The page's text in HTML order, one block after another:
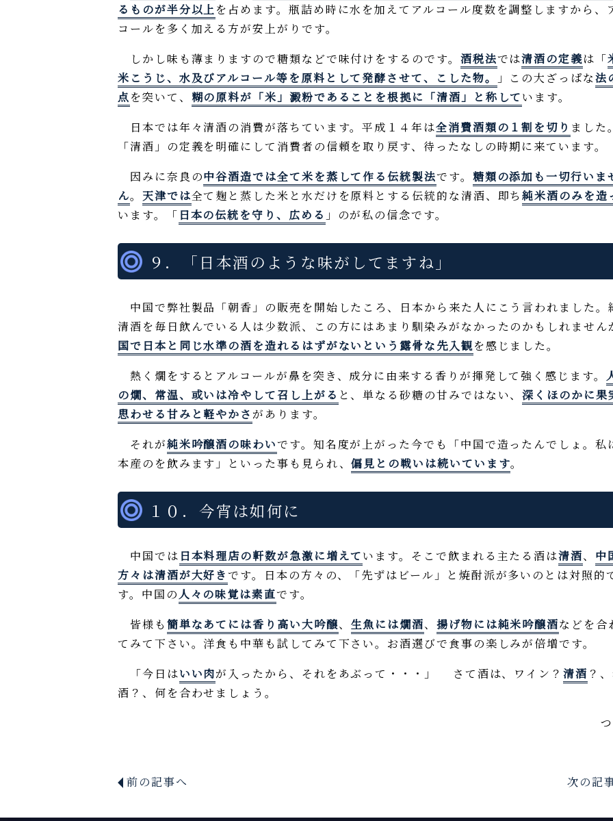
るものが半分以上を占めます。瓶詰め時に水を加えてアルコール度数を調整しますから、
コールを多く加える方が安上がりです。
しかし味も薄まりますので糖類などで味付けをするのです。 酒税法では清酒の定義は「
米こうじ、水及びアルコール等を原料として発酵させて、こした物。
」この大ざっぱな法
点を突いて、 糊の原料が「米」澱粉であることを根拠に「清酒」と称しています。
日本では年々清酒の消費が落ちています。平成１４年は全消費酒類の１割を切り ました。
「清酒」の定義を明確にして消費者の信頼を取り戻す、待ったなしの時期に来ています。
因みに奈良の中谷酒造では全て米を蒸して作る伝統製法です。 糖類の添加も一切行いま
ん。 天津では全て麹と蒸した米と水だけを原料とする伝統的な清酒、即ち純米酒のみを造
います。「 日本の伝統を守り、広める 」のが私の信念です。
９．「日本酒のような味がしてますね」
中国で弊社製品「朝香」の販売を開始したころ、日本から来た人にこう言われました。
清酒を毎日飲んでいる人は少数派、この方にはあまり馴染みがなかったのかもしれません
国で日本と同じ水準の酒を造れるはずがないという露骨な先入観を感じました。
熱く燗をするとアルコールが鼻を突き、成分に由来する香りが揮発して強く感じます。
の燗、常温、或いは冷やして召し上がる と、単なる砂糖の甘みではない、深くほのかに果
思わせる甘みと軽やかさ があります。
それが純米吟醸酒の味わいです。知名度が上がった今でも「中国で造ったんでしょ。私
本産のを飲みます」といった事も見られ、偏見との戦いは続いています。
１０．今宵は如何に
中国では 日本料理店の軒数が急激に増えています。そこで飲まれる主たる酒は清酒、 中
方々は清酒が大好きです。日本の方々の、「先ずはビール」と焼酎派が多いのとは対照的
す。中国の人々の味覚は素直です。
皆様も 簡単なあてには香り高い大吟醸、 生魚には燗酒、 揚げ物には純米吟醸酒などを合
てみて下さい。洋食も中華も試してみて下さい。お酒選びで食事の楽しみが倍増です。
「今日はいい肉が入ったから、それをあぶって・・・」 さて酒は、ワイン？清酒 ？
酒？、何を合わせましょう。
前の記事へ 次の記